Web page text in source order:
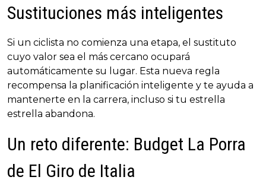
Sustituciones más inteligentes
Si un ciclista no comienza una etapa, el sustituto
cuyo valor sea el más cercano ocupará
automáticamente su lugar. Esta nueva regla
recompensa la planificación inteligente y te ayuda a
mantenerte en la carrera, incluso si tu estrella
estrella abandona.
Un reto diferente: Budget La Porra
de El Giro de Italia